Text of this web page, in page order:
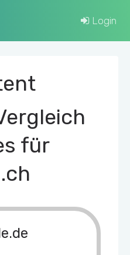
Login
für